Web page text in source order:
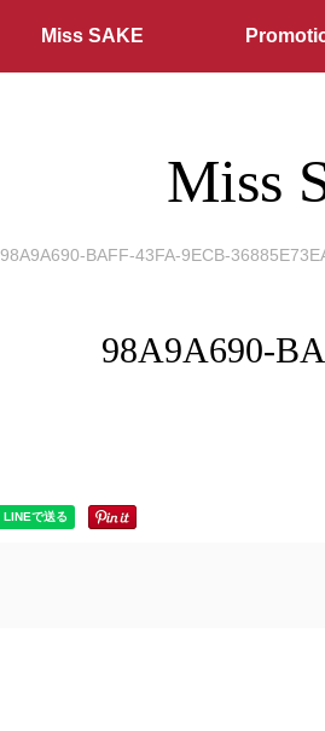
Miss SAKE
Miss
98A9A690-BAFF-43FA-9ECB-
98A9A690-